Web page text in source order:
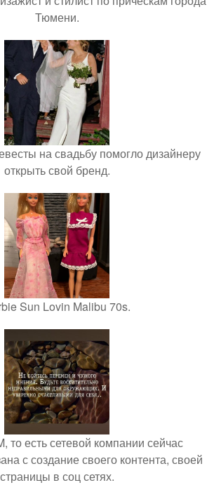
Тюмени.
на свадьбу помогло дизайнеру
открыть свой бренд.
Sun Lovin Malibu 70s.
то есть сетевой компании сейчас
с создание своего контента, своей
страницы в соц сетях.